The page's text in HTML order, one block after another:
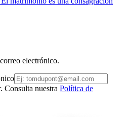
electrónico.
Consulta nuestra Política de